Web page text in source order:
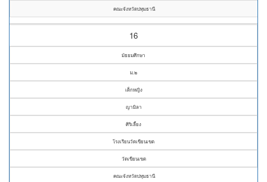
คณะจังหวัดปทุมธานี
16
มัธยมศึกษา
ม.๒
เด็กหญิง
ญามิลา
ศิริเลี้ยง
โรงเรียนวัดเขียนเขต
วัดเขียนเขต
คณะจังหวัดปทุมธานี